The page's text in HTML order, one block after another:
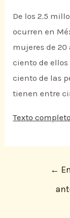
De los 2.5
ocurren en
mujeres de 20
ciento de ellos
ciento de las
tienen entre
Texto completo
←